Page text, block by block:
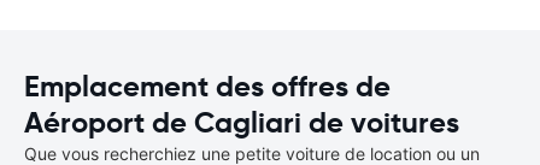
Emplacement des offres de
Aéroport de Cagliari de voitures
Que vous recherchiez une petite voiture de location ou un